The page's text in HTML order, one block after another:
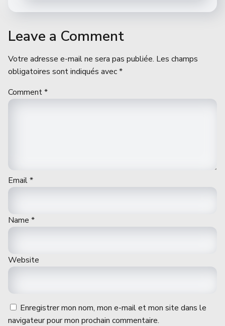
Leave a Comment
Votre adresse e-mail ne sera pas publiée. Les champs
obligatoires sont indiqués avec*
Comment*
Email*
Name *
Website
Enregistrer mon nom, mon e-mail et mon site dans le
navigateur pour mon prochain commentaire.